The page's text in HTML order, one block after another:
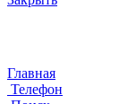
Главная
Телефон